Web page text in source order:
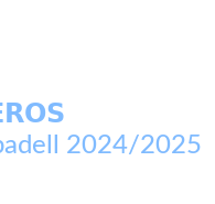
2024/2025